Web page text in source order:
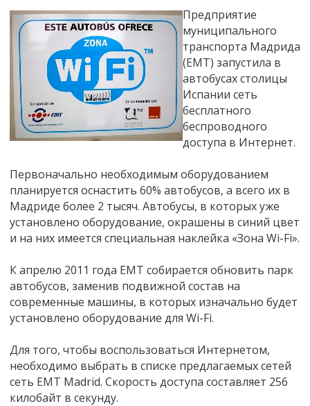
Предприятие
муниципального
транспорта Мадрида
(EMT) запустила в
автобусах столицы
Испании сеть
бесплатного
беспроводного
доступа в Интернет.
Первоначально необходимым оборудованием
планируется оснастить 60% автобусов, а всего их в
Мадриде более 2 тысяч. Автобусы, в которых уже
установлено оборудование, окрашены в синий цвет
и на них имеется специальная наклейка «Зона Wi-Fi».
К апрелю 2011 года EMT собирается обновить парк
автобусов, заменив подвижной состав на
современные машины, в которых изначально будет
установлено оборудование для Wi-Fi.
Для того, чтобы воспользоваться Интернетом,
необходимо выбрать в списке предлагаемых сетей
сеть EMT Madrid. Скорость доступа составляет 256
килобайт в секунду.